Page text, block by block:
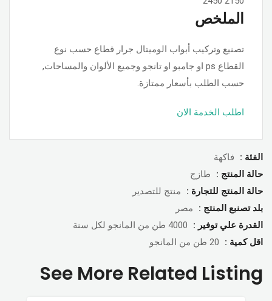
الملخص
تصنيع وتركيب أبواب الوميتال جرار قطاع حسب نوع
القطاع ps او جامبو او تانجو وجميع الألوان والمساحات,
حسب الطلب بأسعار ممتازة.
اطلب الخدمة الان
الفئة :
فاكهة
حالة المنتج :
طازج
حالة المنتج للتجارة :
منتج للتصدير
بلد تصنبع المنتج :
مصر
القدرة علي توفير :
4000 طن من المانجو لكل سنة
اقل كمية :
20 طن من المانجو
See More Related Listing